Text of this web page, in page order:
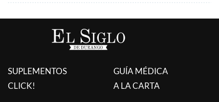
SUPLEMENTOS
CLICK!
GUÍA MÉDICA
A LA CARTA